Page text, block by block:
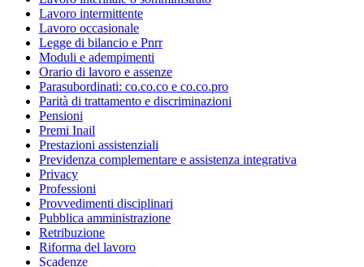
Lavoro intermittente
Lavoro occasionale
Legge di bilancio e Pnrr
Moduli e adempimenti
Orario di lavoro e assenze
Parasubordinati: co.co.co e co.co.pro
Parità di trattamento e discriminazioni
Pensioni
Premi Inail
Prestazioni assistenziali
Previdenza complementare e assistenza integrativa
Privacy
Professioni
Provvedimenti disciplinari
Pubblica amministrazione
Retribuzione
Riforma del lavoro
Scadenze